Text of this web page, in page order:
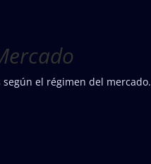
el régimen del mercado.